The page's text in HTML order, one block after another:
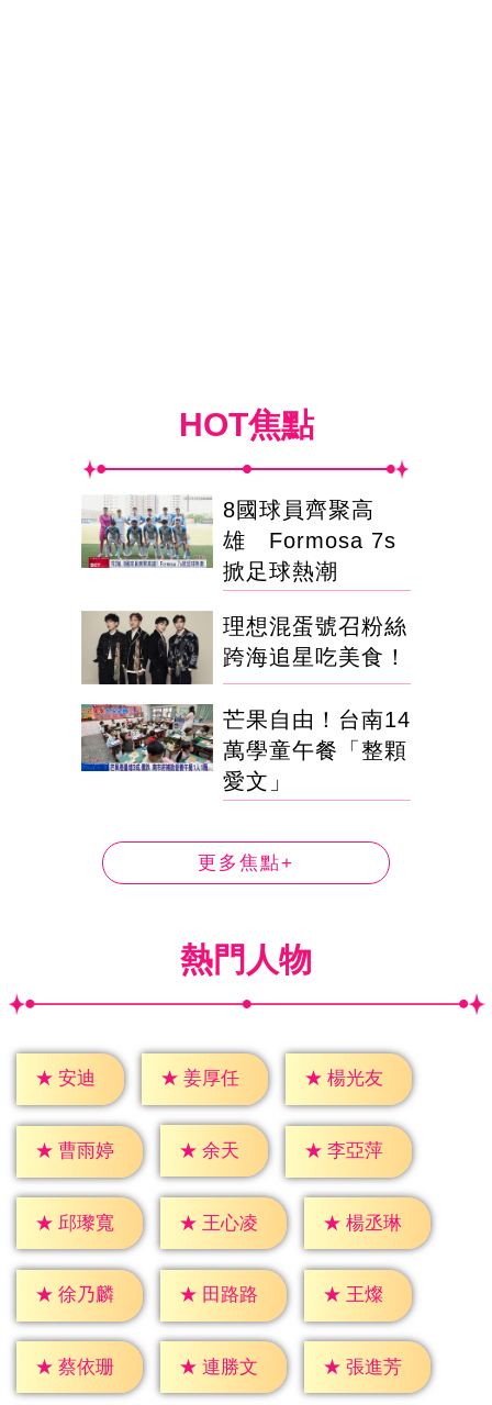
HOT焦點
8國球員齊聚高
雄 Formosa 7s
掀足球熱潮
理想混蛋號召粉絲
跨海追星吃美食！
芒果自由！台南14
萬學童午餐「整顆
愛文」
更多焦點+
熱門人物
★ 安迪 ★ 姜厚任 ★ 楊光友
★ 曹雨婷 ★ 余天 ★ 李亞萍
★ 邱瓈寬 ★ 王心凌 ★ 楊丞琳
★ 徐乃麟 ★ 田路路 ★ 王燦
★ 蔡依珊 ★ 連勝文 ★ 張進芳